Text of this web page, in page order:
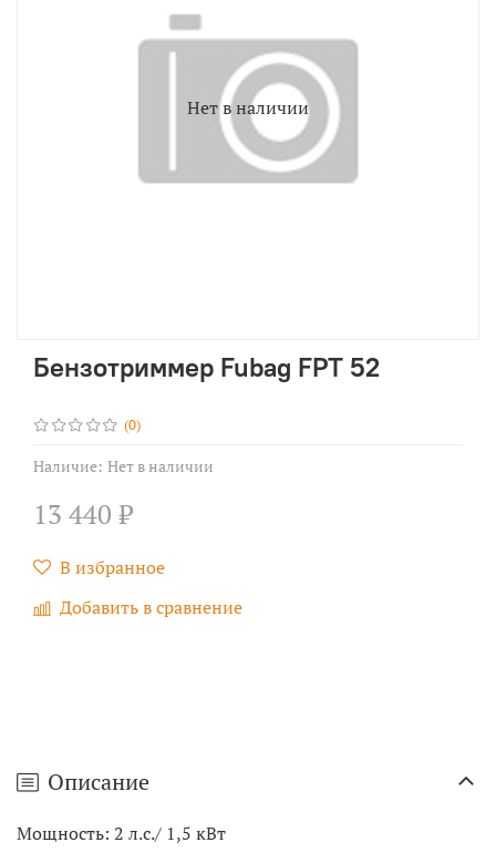
Нет в наличии
(0)
Наличие: Нет в наличии
Бензотриммер Fubag FPT 52
13 440 ₽
В избранное
Добавить в сравнение
Описание
Мощность: 2 л.с./ 1,5 кВт